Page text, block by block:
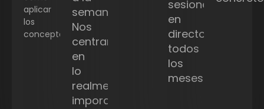
aplicar
los
conceptos.
semana.
Nos
centramos
en
lo
realmente
imporante.
sesiones
en
directo
todos
los
meses.